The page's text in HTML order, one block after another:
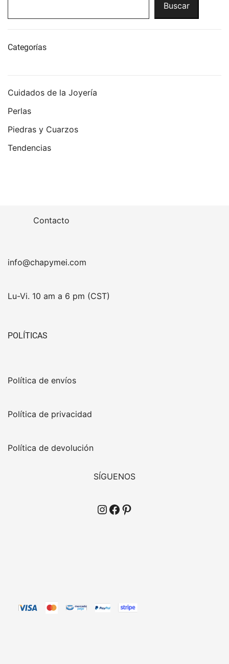
Buscar
Categorías
Cuidados de la Joyería
Perlas
Piedras y Cuarzos
Tendencias
Contacto
info@chapymei.com
Lu-Vi. 10 am a 6 pm (CST)
POLÍTICAS
Política de envíos
Política de privacidad
Política de devolución
SÍGUENOS
Instagram
Facebook
Pinterest